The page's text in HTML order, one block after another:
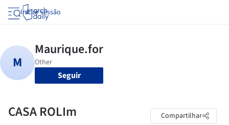
Iniciar sessão
Seguir
CASA ROLIm Compartilhar